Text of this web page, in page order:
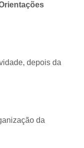
depois da
da